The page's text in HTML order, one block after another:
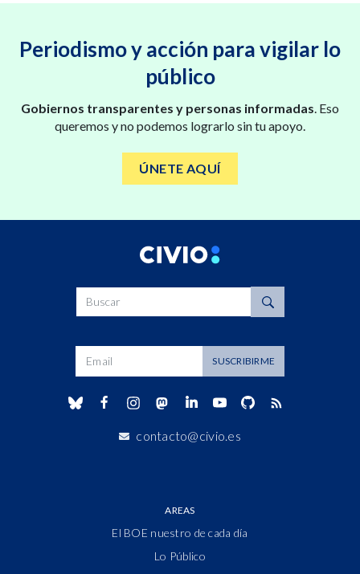
Periodismo y acción para vigilar lo
público
Gobiernos transparentes y personas informadas . Eso
queremos y no podemos lograrlo sin tu apoyo.
ÚNETE AQUÍ
Buscar
Dirección de correo SUSCRIBIRME
contacto@civio.es
AREAS
El BOE nuestro de cada día
Lo Público